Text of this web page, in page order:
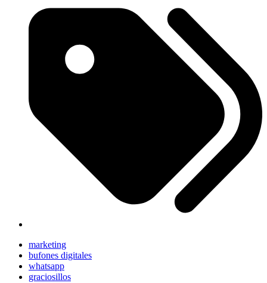
marketing
bufones digitales
whatsapp
graciosillos